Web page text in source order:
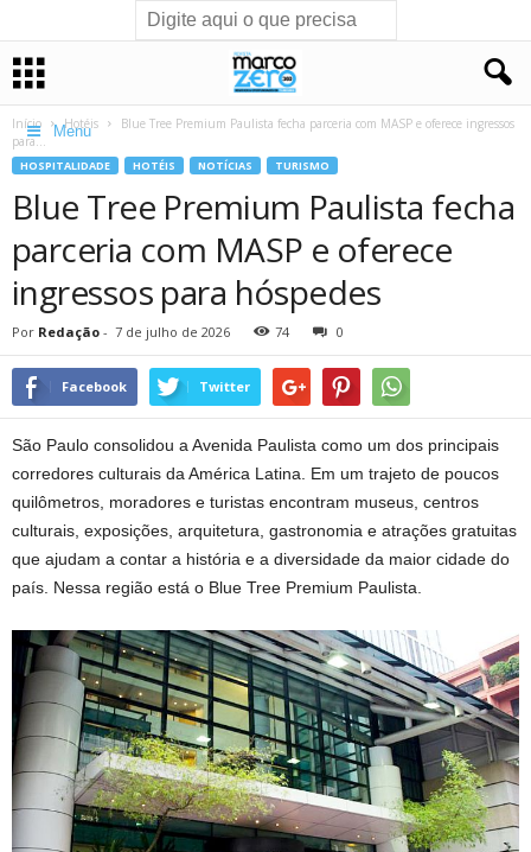
Menu
Início Hotéis
Blue Tree Premium Paulista fecha parceria com MASP e oferece ingressos
para...
HOSPITALIDADE HOTÉIS NOTÍCIAS TURISMO
Blue Tree Premium Paulista fecha
parceria com MASP e oferece
ingressos para hóspedes
Por Redação - 7 de julho de 2026 74 0
Facebook Twitter
São Paulo consolidou a Avenida Paulista como um dos principais
corredores culturais da América Latina. Em um trajeto de poucos
quilômetros, moradores e turistas encontram museus, centros
culturais, exposições, arquitetura, gastronomia e atrações gratuitas
que ajudam a contar a história e a diversidade da maior cidade do
país. Nessa região está o Blue Tree Premium Paulista.